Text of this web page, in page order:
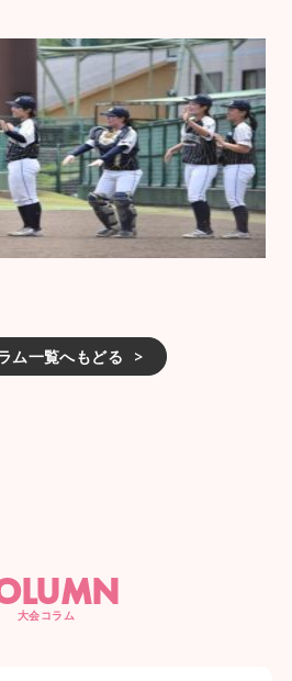
ム一覧へもどる
大会コラム